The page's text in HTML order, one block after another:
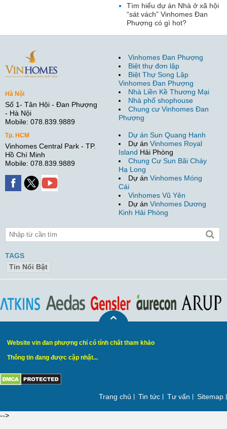
Tìm hiểu dự án Nhà ở xã hội
“sát vách” Vinhomes Đan
Phượng có gì hot?
Hà Nội
Số 1- Tân Hội - Đan Phượng
- Hà Nội
Mobile: 078.839.9889
Tp. HCM
Vinhomes Central Park - TP.
Hồ Chí Minh
Mobile: 078.839.9889
Vinhomes Đan Phượng
Biệt thự đơn lập
Biệt Thự Song Lập
Vinhomes Đan Phượng
Nhà Liền Kề Thương Mại
Nhà phố shophouse
Chung cư Vinhomes Đan
Phượng
Dự án Sun Quang Hanh
Dự án Vinhomes Royal
Island Hải Phòng
Chung Cư Sun Bãi Cháy
Hạ Long
Dự án Vinhomes Móng
Cái
Vinhomes Vũ Yên
Dự án Vinhomes Dương
Kinh Hải Phòng
TAGS
Tin Nổi Bật
Website vin đan phượng chỉ có tính chất tham khảo
Thông tin đang được cập nhật...
Trang chủ Tin tức Tư vấn Sitemap
-->